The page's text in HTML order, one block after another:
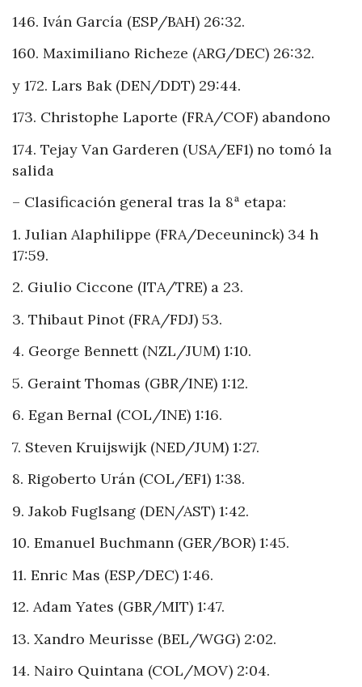
146. Iván García (ESP/BAH) 26:32.
160. Maximiliano Richeze (ARG/DEC) 26:32.
y 172. Lars Bak (DEN/DDT) 29:44.
173. Christophe Laporte (FRA/COF) abandono
174. Tejay Van Garderen (USA/EF1) no tomó la
salida
– Clasificación general tras la 8ª etapa:
1. Julian Alaphilippe (FRA/Deceuninck) 34 h
17:59.
2. Giulio Ciccone (ITA/TRE) a 23.
3. Thibaut Pinot (FRA/FDJ) 53.
4. George Bennett (NZL/JUM) 1:10.
5. Geraint Thomas (GBR/INE) 1:12.
6. Egan Bernal (COL/INE) 1:16.
7. Steven Kruijswijk (NED/JUM) 1:27.
8. Rigoberto Urán (COL/EF1) 1:38.
9. Jakob Fuglsang (DEN/AST) 1:42.
10. Emanuel Buchmann (GER/BOR) 1:45.
11. Enric Mas (ESP/DEC) 1:46.
12. Adam Yates (GBR/MIT) 1:47.
13. Xandro Meurisse (BEL/WGG) 2:02.
14. Nairo Quintana (COL/MOV) 2:04.